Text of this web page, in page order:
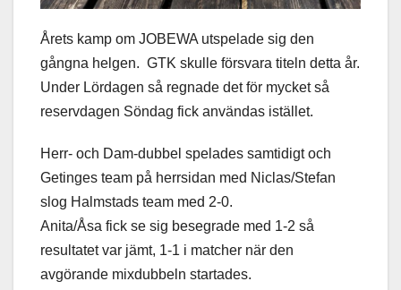
Årets kamp om JOBEWA utspelade sig den
gångna helgen. GTK skulle försvara titeln detta år.
Under Lördagen så regnade det för mycket så
reservdagen Söndag fick användas istället.
Herr- och Dam-dubbel spelades samtidigt och
Getinges team på herrsidan med Niclas/Stefan
slog Halmstads team med 2-0.
Anita/Åsa fick se sig besegrade med 1-2 så
resultatet var jämt, 1-1 i matcher när den
avgörande mixdubbeln startades.